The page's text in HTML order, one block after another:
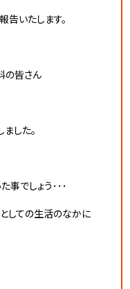
告いたします。
の皆さん
した。
事でしょう･･･
しての生活のなかに